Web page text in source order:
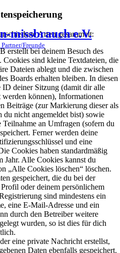
missbrauch e.V.
Freunde
Arten gesammelt:
erstellt bei deinem Besuch des
Cookies sind kleine Textdateien, die
Dateien ablegt und die zwischen
Boards erhalten bleiben. In diesen
ID deiner Sitzung (damit dir alle
werden können), Informationen
Beiträge (zur Markierung dieser als
du nicht angemeldet bist) sowie
an Umfragen (sofern du
Ferner werden deine
und eine
Cookies haben standardmäßig
Jahr. Alle Cookies kannst du
„Alle Cookies löschen“ löschen.
gespeichert, die du bei der
oder deinem persönlichem
sind mindestens ein
eine E-Mail-Adresse und ein
durch den Betreiber weitere
wurden, so ist dies für dich
eine private Nachricht erstellst,
Daten ebenfalls gespeichert.